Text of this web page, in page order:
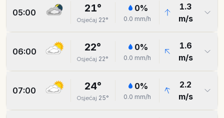
05:00 21°
Osjećaj 22°
0%
0.0 mm/h
1.3
m/s
06:00 22°
Osjećaj 22°
0%
0.0 mm/h
1.6
m/s
07:00 24°
Osjećaj 25°
0%
0.0 mm/h
2.2
m/s